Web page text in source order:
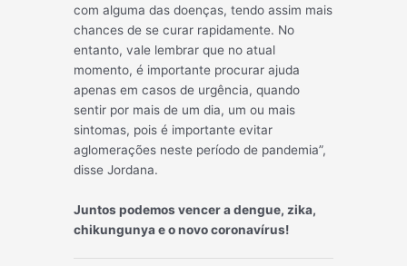
com alguma das doenças, tendo assim mais
chances de se curar rapidamente. No
entanto, vale lembrar que no atual
momento, é importante procurar ajuda
apenas em casos de urgência, quando
sentir por mais de um dia, um ou mais
sintomas, pois é importante evitar
aglomerações neste período de pandemia”,
disse Jordana.
Juntos podemos vencer a dengue, zika,
chikungunya e o novo coronavírus!